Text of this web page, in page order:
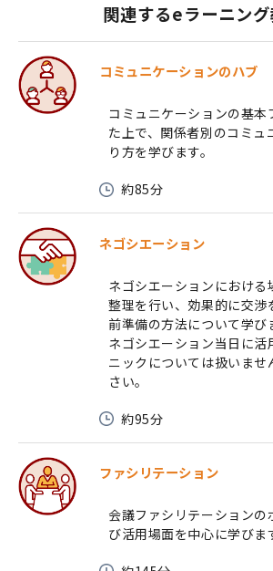
関連するeラーニン
コミュニケーションのハブ
コミュニケーションの基本
た上で、関係者別のコミュ
り方を学びます。
約85分
ネゴシエーション
ネゴシエーションにおける
整理を行い、効果的に交渉
前準備の方法について学び
ネゴシエーション当日に活
ニックについては扱いませ
さい。
約95分
ファシリテーション
会議ファシリテーションの
び活用場面を中心に学びま